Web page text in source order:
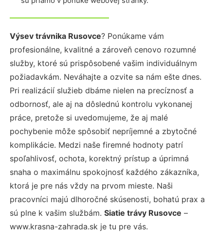
Výsev trávnika Rusovce? Ponúkame vám
profesionálne, kvalitné a zároveň cenovo rozumné
služby, ktoré sú prispôsobené vašim individuálnym
požiadavkám. Neváhajte a ozvite sa nám ešte dnes.
Pri realizácií služieb dbáme nielen na precíznosť a
odbornosť, ale aj na dôslednú kontrolu vykonanej
práce, pretože si uvedomujeme, že aj malé
pochybenie môže spôsobiť nepríjemné a zbytočné
komplikácie. Medzi naše firemné hodnoty patrí
spoľahlivosť, ochota, korektný prístup a úprimná
snaha o maximálnu spokojnosť každého zákazníka,
ktorá je pre nás vždy na prvom mieste. Naši
pracovníci majú dlhoročné skúsenosti, bohatú prax a
sú plne k vašim službám. Siatie trávy Rusovce –
www.krasna-zahrada.sk je tu pre vás.